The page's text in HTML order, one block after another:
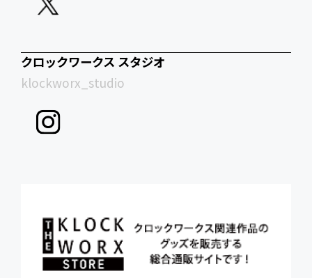
クロックワークス スタジオ
klockworx_studio